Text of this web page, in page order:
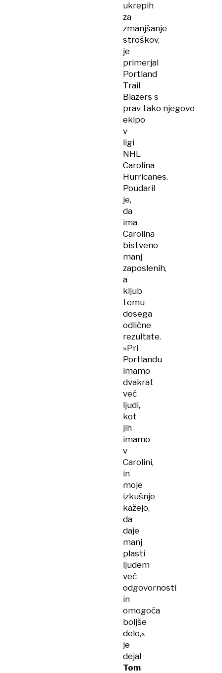
ukrepih
za
zmanjšanje
stroškov,
je
primerjal
Portland
Trail
Blazers s
prav tako njegovo
ekipo
v
ligi
NHL
Carolina
Hurricanes.
Poudaril
je,
da
ima
Carolina
bistveno
manj
zaposlenih,
a
kljub
temu
dosega
odlične
rezultate.
»Pri
Portlandu
imamo
dvakrat
več
ljudi,
kot
jih
imamo
v
Carolini,
in
moje
izkušnje
kažejo,
da
daje
manj
plasti
ljudem
več
odgovornosti
in
omogoča
boljše
delo,«
je
dejal
Tom